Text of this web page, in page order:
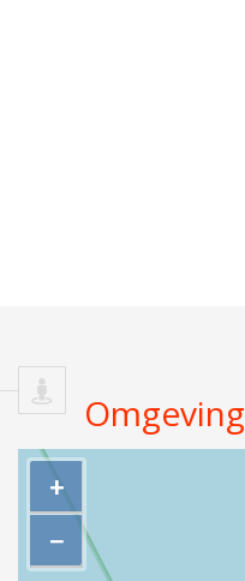
Omgeving
+
−